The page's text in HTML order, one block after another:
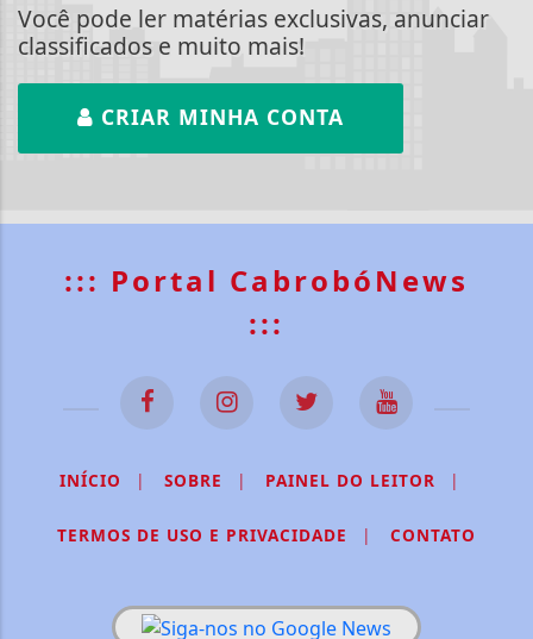
Você pode ler matérias exclusivas, anunciar
classificados e muito mais!
CRIAR MINHA CONTA
::: Portal CabrobóNews
:::
INÍCIO | SOBRE | PAINEL DO LEITOR |
TERMOS DE USO E PRIVACIDADE | CONTATO